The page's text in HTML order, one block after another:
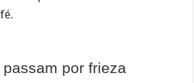
por frieza